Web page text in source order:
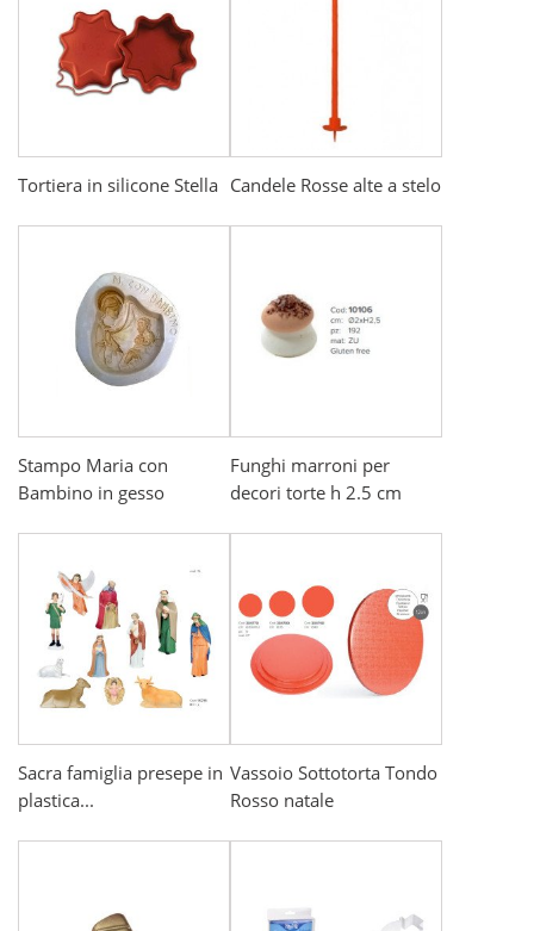
Tortiera in silicone Stella Candele Rosse alte a stelo
Stampo Maria con
Bambino in gesso
Funghi marroni per
decori torte h 2.5 cm
Sacra famiglia presepe in
plastica...
Vassoio Sottotorta Tondo
Rosso natale